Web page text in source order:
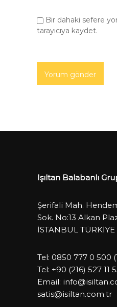
Bir dahaki sefere
tarayıcıya kaydet.
Işıltan Balabanlı
Şerifali Mah.
Sok. No:13 Alkan
İSTANBUL TÜRKİYE
Tel:0850 777 0 500
Tel: +90 (216) 527 11
Email:
satis@isiltan.com.tr